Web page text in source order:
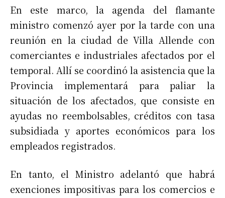
En este marco, la agenda del flamante
ministro comenzó ayer por la tarde con una
reunión en la ciudad de Villa Allende con
comerciantes e industriales afectados por el
temporal. Allí se coordinó la asistencia que la
Provincia implementará para paliar la
situación de los afectados, que consiste en
ayudas no reembolsables, créditos con tasa
subsidiada y aportes económicos para los
empleados registrados.
En tanto, el Ministro adelantó que habrá
exenciones impositivas para los comercios e